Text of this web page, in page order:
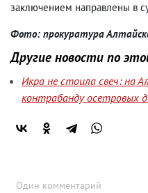
заключением направлены в
Фото: прокуратура
Другие новости по
Икра не стоила свеч: на
контрабанду осетровых
Один комментарий